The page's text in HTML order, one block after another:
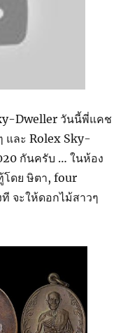
Dweller วันนี้พี่แคช
และ Rolex Sky-
กันครับ … ในห้อง
โดย ษิตา, four
จะให้ดอกไม้สาวๆ